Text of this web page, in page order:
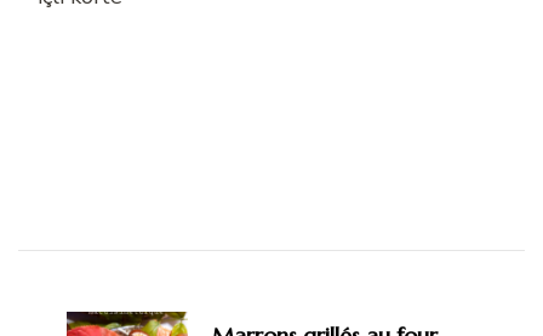
d'article